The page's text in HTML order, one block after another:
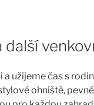
další
užijeme čas s
ohniště,